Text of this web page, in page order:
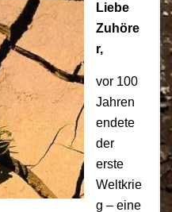
Liebe
Zuhöre
r,
vor 100
Jahren
endete
der
erste
Weltkrie
g – eine